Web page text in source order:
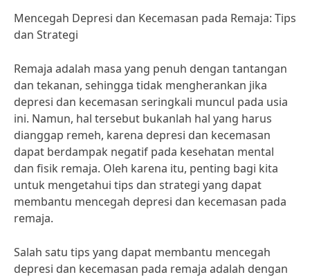
Mencegah Depresi dan Kecemasan pada Remaja: Tips
dan Strategi
Remaja adalah masa yang penuh dengan tantangan
dan tekanan, sehingga tidak mengherankan jika
depresi dan kecemasan seringkali muncul pada usia
ini. Namun, hal tersebut bukanlah hal yang harus
dianggap remeh, karena depresi dan kecemasan
dapat berdampak negatif pada kesehatan mental
dan fisik remaja. Oleh karena itu, penting bagi kita
untuk mengetahui tips dan strategi yang dapat
membantu mencegah depresi dan kecemasan pada
remaja.
Salah satu tips yang dapat membantu mencegah
depresi dan kecemasan pada remaja adalah dengan